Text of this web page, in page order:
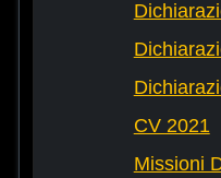
CV 2021
Missioni